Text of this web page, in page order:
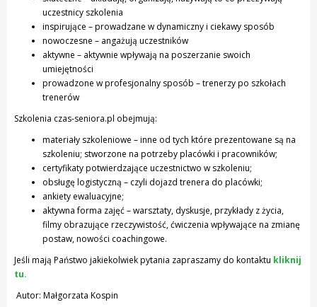
uczestnicy szkolenia
inspirujące – prowadzane w dynamiczny i ciekawy sposób
nowoczesne – angażują uczestników
aktywne – aktywnie wpływają na poszerzanie swoich
umiejętności
prowadzone w profesjonalny sposób – trenerzy po szkołach
trenerów
Szkolenia czas-seniora.pl obejmują:
materiały szkoleniowe – inne od tych które prezentowane są na
szkoleniu; stworzone na potrzeby placówki i pracowników;
certyfikaty potwierdzające uczestnictwo w szkoleniu;
obsługę logistyczną – czyli dojazd trenera do placówki;
ankiety ewaluacyjne;
aktywna forma zajęć – warsztaty, dyskusje, przykłady z życia,
filmy obrazujące rzeczywistość, ćwiczenia wpływające na zmianę
postaw, nowości coachingowe.
Jeśli mają Państwo jakiekolwiek pytania zapraszamy do kontaktu kliknij
tu.
Autor: Małgorzata Kospin